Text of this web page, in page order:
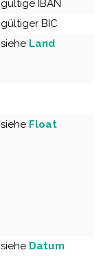
gültige IBAN
gültiger BIC
siehe Land
siehe Float
siehe Datum